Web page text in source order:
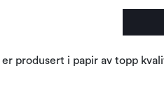
produsert i papir av topp